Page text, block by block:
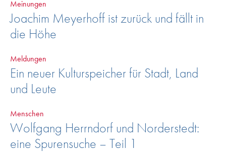
Meinungen
Joachim Meyerhoff ist zurück und fällt in
die Höhe
Meldungen
Ein neuer Kulturspeicher für Stadt, Land
und Leute
Menschen
Wolfgang Herrndorf und Norderstedt:
eine Spurensuche – Teil 1